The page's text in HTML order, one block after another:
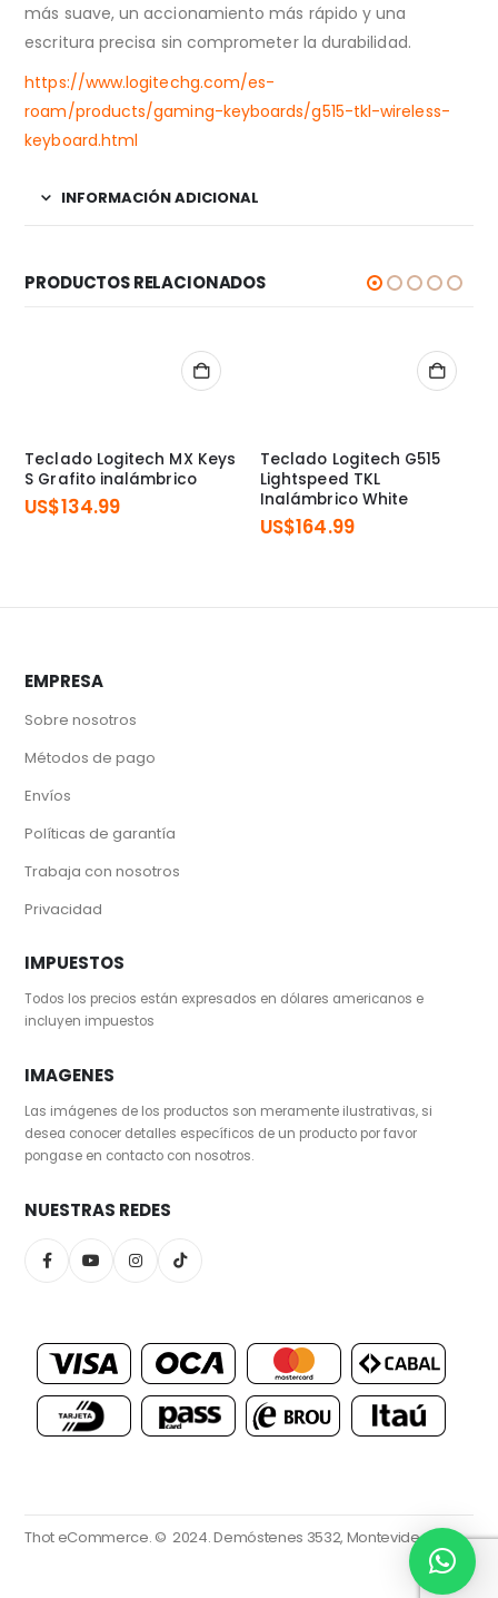
más suave, un accionamiento más rápido y una
escritura precisa sin comprometer la durabilidad.
https://www.logitechg.com/es-
roam/products/gaming-keyboards/g515-tkl-wireless-
keyboard.html
INFORMACIÓN ADICIONAL
PRODUCTOS RELACIONADOS
Teclado Logitech MX Keys
S Grafito inalámbrico
US$134.99
Teclado Logitech G515
Lightspeed TKL
Inalámbrico White
US$164.99
EMPRESA
Sobre nosotros
Métodos de pago
Envíos
Políticas de garantía
Trabaja con nosotros
Privacidad
IMPUESTOS
Todos los precios están expresados en dólares americanos e
incluyen impuestos
IMAGENES
Las imágenes de los productos son meramente ilustrativas, si
desea conocer detalles específicos de un producto por favor
pongase en contacto con nosotros.
NUESTRAS REDES
Thot eCommerce. © 2024.Demóstenes 3532, Montevideo.